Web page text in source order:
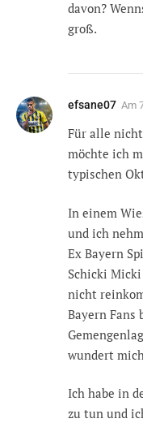
davon?
groß.
efsane07 Am
Für alle
möchte ich
typischen
In einem
und ich
Ex Bayern
Schicki
nicht
Bayern Fans
wundert
Ich habe in
zu tun und